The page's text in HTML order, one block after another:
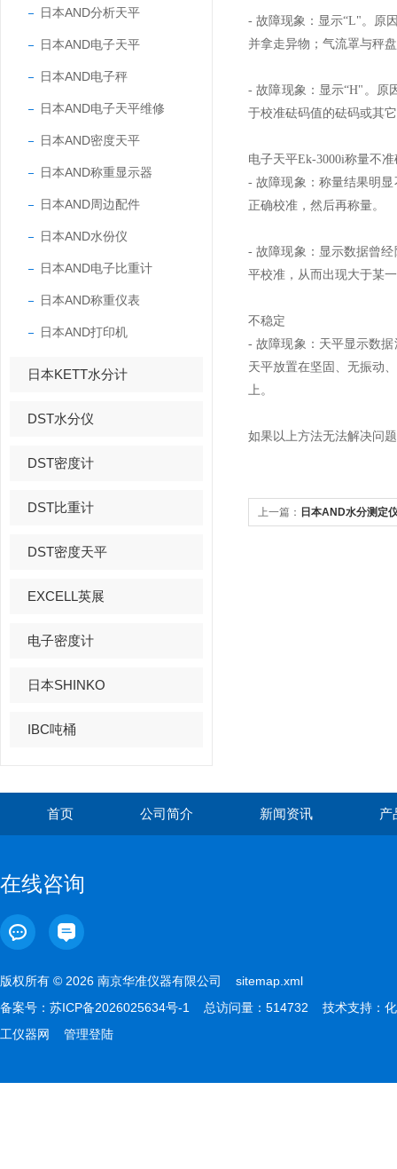
日本AND分析天平
日本AND电子天平
日本AND电子秤
日本AND电子天平维修
日本AND密度天平
日本AND称重显示器
日本AND周边配件
日本AND水份仪
日本AND电子比重计
日本AND称重仪表
日本AND打印机
日本KETT水分计
DST水分仪
DST密度计
DST比重计
DST密度天平
EXCELL英展
电子密度计
日本SHINKO
IBC吨桶
- 故障现象：显示“L"。原
并拿走异物；气流罩与秤
- 故障现象：显示“H"。原
于校准砝码值的砝码或其
电子天平Ek-3000i称量不
- 故障现象：称量结果明
正确校准，然后再称量。
- 故障现象：显示数据曾
平校准，从而出现大于某
不稳定
- 故障现象：天平显示数
天平放置在坚固、无振动
上。
如果以上方法无法解决问
上一篇： 日本AND水分测定
首页 公司简介 新闻资讯 产
在线咨询
版权所有 © 2026 南京华准仪器有限公司 sitemap.xml
备案号： 苏ICP备2026025634号-1 总访问量：514732 技术支持： 化
工仪器网
管理登陆